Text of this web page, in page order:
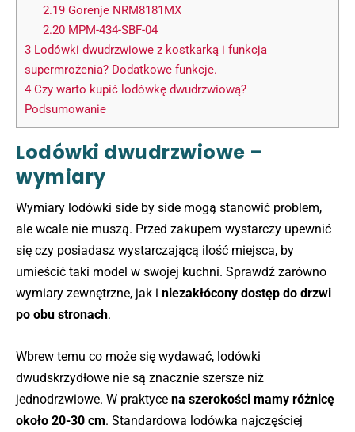
2.19Gorenje NRM8181MX
2.20MPM-434-SBF-04
3 Lodówki dwudrzwiowe z kostkarką i funkcja
supermrożenia? Dodatkowe funkcje.
4 Czy warto kupić lodówkę dwudrzwiową?
Podsumowanie
Lodówki dwudrzwiowe –
wymiary
Wymiary lodówki side by side mogą stanowić problem,
ale wcale nie muszą. Przed zakupem wystarczy upewnić
się czy posiadasz wystarczającą ilość miejsca, by
umieścić taki model w swojej kuchni. Sprawdź zarówno
wymiary zewnętrzne, jak i niezakłócony dostęp do drzwi
po obu stronach.
Wbrew temu co może się wydawać, lodówki
dwudskrzydłowe nie są znacznie szersze niż
jednodrzwiowe. W praktyce na szerokości mamy różnicę
około 20-30 cm. Standardowa lodówka najczęściej